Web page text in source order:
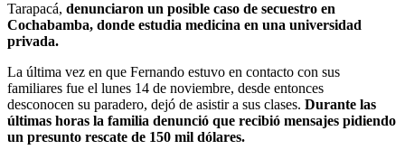
Tarapacá, denunciaron un posible caso de secuestro en
Cochabamba, donde estudia medicina en una universidad
privada.
La última vez en que Fernando estuvo en contacto con sus
familiares fue el lunes 14 de noviembre, desde entonces
desconocen su paradero, dejó de asistir a sus clases. Durante las
últimas horas la familia denunció que recibió mensajes pidiendo
un presunto rescate de 150 mil dólares.